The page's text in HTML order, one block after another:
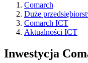
Comarch
Duże
Comarch ICT
Aktualności ICT
Inwestycja